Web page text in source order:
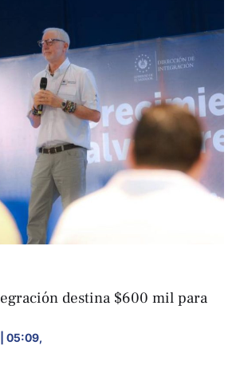
destina $600 mil para
05:09,